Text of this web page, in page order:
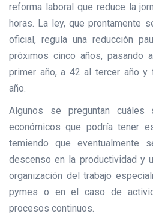
reforma laboral que reduce la
horas. La ley, que prontamente
oficial, regula una reducción
próximos cinco años, pasando
primer año, a 42 al tercer año y
año.
Algunos se preguntan cuáles
económicos que podría tener
temiendo que eventualmente
descenso en la productividad y
organización del trabajo
pymes o en el caso de
procesos continuos.